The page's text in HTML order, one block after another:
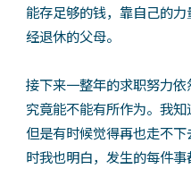
能存足够的钱，靠自己的
经退休的父母。
接下来一整年的求职努力
究竟能不能有所作为。我知
但是有时候觉得再也走不
时我也明白，发生的每件